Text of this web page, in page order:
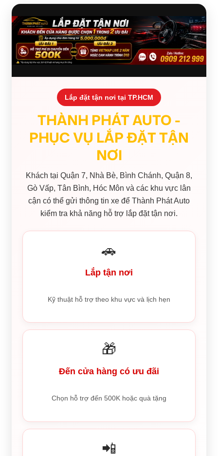
Lắp đặt tận nơi tại TP.HCM
THÀNH PHÁT AUTO -
PHỤC VỤ LẮP ĐẶT TẬN
NƠI
Khách tại Quận 7, Nhà Bè, Bình Chánh, Quận 8,
Gò Vấp, Tân Bình, Hóc Môn và các khu vực lân
cận có thể gửi thông tin xe để Thành Phát Auto
kiểm tra khả năng hỗ trợ lắp đặt tận nơi.
🚗
Lắp tận nơi
Kỹ thuật hỗ trợ theo khu vực và lịch hẹn
🎁
Đến cửa hàng có ưu đãi
Chọn hỗ trợ đến 500K hoặc quà tặng
📲